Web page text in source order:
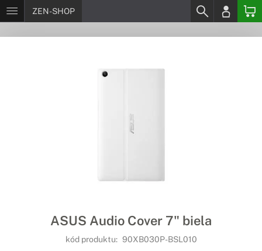
ZEN-SHOP
ASUS Audio Cover 7" biela
kód produktu: 90XB030P-BSL010